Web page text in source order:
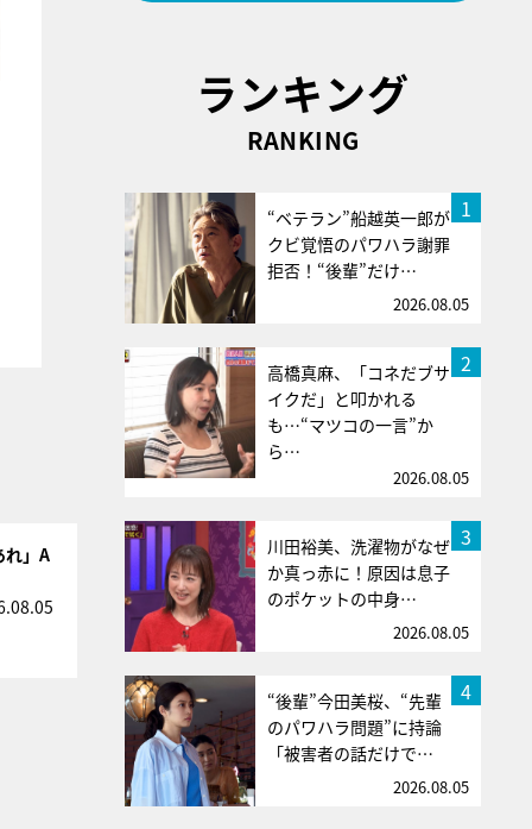
れ」A
ランキング
RANKING
1
“ベテラン”船越英一郎が
クビ覚悟のパワハラ謝罪
拒否！“後輩”だけ…
2026.08.05
2
高橋真麻、「コネだブサ
イクだ」と叩かれる
も…“マツコの一言”か
ら…
2026.08.05
3
川田裕美、洗濯物がなぜ
か真っ赤に！原因は息子
のポケットの中身…
2026.08.05
4
“後輩”今田美桜、“先輩
のパワハラ問題”に持論
「被害者の話だけで…
2026.08.05